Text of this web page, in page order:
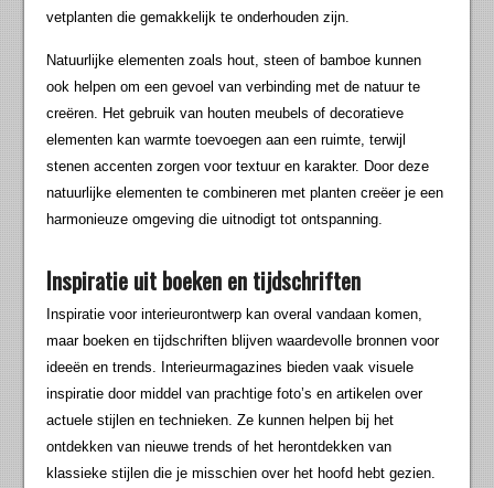
vetplanten die gemakkelijk te onderhouden zijn.
Natuurlijke elementen zoals hout, steen of bamboe kunnen
ook helpen om een gevoel van verbinding met de natuur te
creëren. Het gebruik van houten meubels of decoratieve
elementen kan warmte toevoegen aan een ruimte, terwijl
stenen accenten zorgen voor textuur en karakter. Door deze
natuurlijke elementen te combineren met planten creëer je een
harmonieuze omgeving die uitnodigt tot ontspanning.
Inspiratie uit boeken en tijdschriften
Inspiratie voor interieurontwerp kan overal vandaan komen,
maar boeken en tijdschriften blijven waardevolle bronnen voor
ideeën en trends. Interieurmagazines bieden vaak visuele
inspiratie door middel van prachtige foto’s en artikelen over
actuele stijlen en technieken. Ze kunnen helpen bij het
ontdekken van nieuwe trends of het herontdekken van
klassieke stijlen die je misschien over het hoofd hebt gezien.